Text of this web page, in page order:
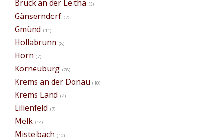
Bruck an der Leitha (5)
Gänserndorf (7)
Gmünd (11)
Hollabrunn (8)
Horn (7)
Korneuburg (28)
Krems an der Donau (10)
Krems Land (4)
Lilienfeld (7)
Melk (14)
Mistelbach (10)